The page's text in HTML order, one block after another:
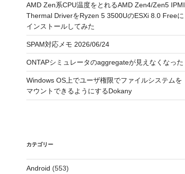
AMD Zen系CPU温度をとれるAMD Zen4/Zen5 IPMI
Thermal DriverをRyzen 5 3500UのESXi 8.0 Freeに
インストールしてみた
SPAM対応メモ 2026/06/24
ONTAPシミュレータのaggregateが見えなくなった
Windows OS上でユーザ権限でファイルシステムを
マウントできるようにするDokany
カテゴリー
Android (553)